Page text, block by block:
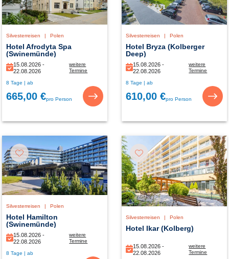
Silvesterreisen | Polen
Hotel Afrodyta Spa
(Swinemünde)
15.08.2026 -
22.08.2026
29.08.2026
weitere
Termine
8 Tage | ab
665,00 €pro Person
Silvesterreisen | Polen
Hotel Bryza (Kolberger
Deep)
15.08.2026 -
22.08.2026
29.08.2026
weitere
Termine
8 Tage | ab
610,00 €pro Person
Silvesterreisen | Polen
Hotel Hamilton
(Swinemünde)
15.08.2026 -
22.08.2026
29.08.2026
weitere
Termine
8 Tage | ab
Silvesterreisen | Polen
Hotel Ikar (Kolberg)
15.08.2026 -
22.08.2026
weitere
Termine